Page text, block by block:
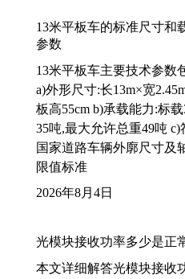
13米平板车的标准尺寸和
参数
13米平板车主要技术参数
a)外形尺寸:长13m×宽
板高55cm b)承载能力:标载
35吨,最大允许总重49吨 c)
国家道路车辆外廓尺寸及
限值标准
2026年8月4日
光模块接收功率多少是正
本文详细解答光模块接收